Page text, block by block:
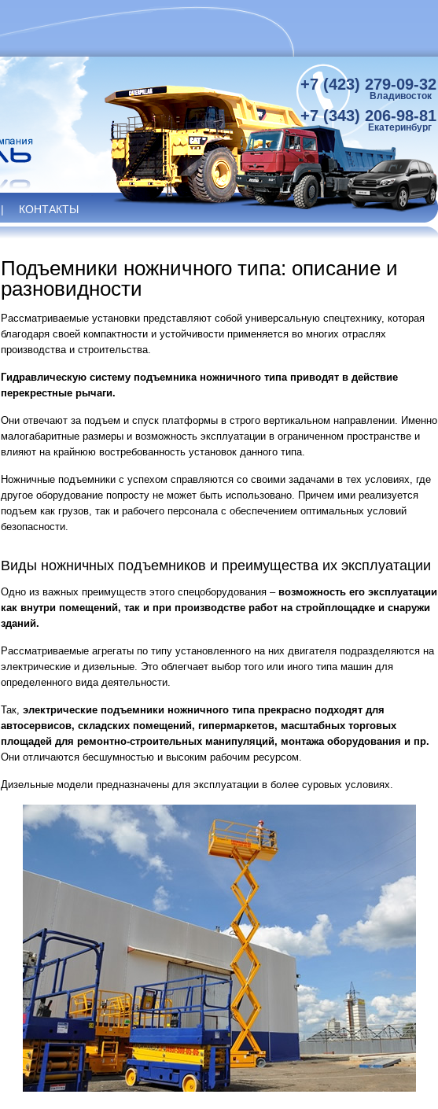
+7 (423) 279-09-32
Владивосток
+7 (343) 206-98-81
Екатеринбург
| КОНТАКТЫ
Подъемники ножничного типа: описание и
разновидности
Рассматриваемые установки представляют собой универсальную спецтехнику, которая
благодаря своей компактности и устойчивости применяется во многих отраслях
производства и строительства.
Гидравлическую систему подъемника ножничного типа приводят в действие
перекрестные рычаги.
Они отвечают за подъем и спуск платформы в строго вертикальном направлении. Именно
малогабаритные размеры и возможность эксплуатации в ограниченном пространстве и
влияют на крайнюю востребованность установок данного типа.
Ножничные подъемники с успехом справляются со своими задачами в тех условиях, где
другое оборудование попросту не может быть использовано. Причем ими реализуется
подъем как грузов, так и рабочего персонала с обеспечением оптимальных условий
безопасности.
Виды ножничных подъемников и преимущества их эксплуатации
Одно из важных преимуществ этого спецоборудования – возможность его эксплуатации
как внутри помещений, так и при производстве работ на стройплощадке и снаружи
зданий.
Рассматриваемые агрегаты по типу установленного на них двигателя подразделяются на
электрические и дизельные. Это облегчает выбор того или иного типа машин для
определенного вида деятельности.
Так, электрические подъемники ножничного типа прекрасно подходят для
автосервисов, складских помещений, гипермаркетов, масштабных торговых
площадей для ремонтно-строительных манипуляций, монтажа оборудования и пр.
Они отличаются бесшумностью и высоким рабочим ресурсом.
Дизельные модели предназначены для эксплуатации в более суровых условиях.